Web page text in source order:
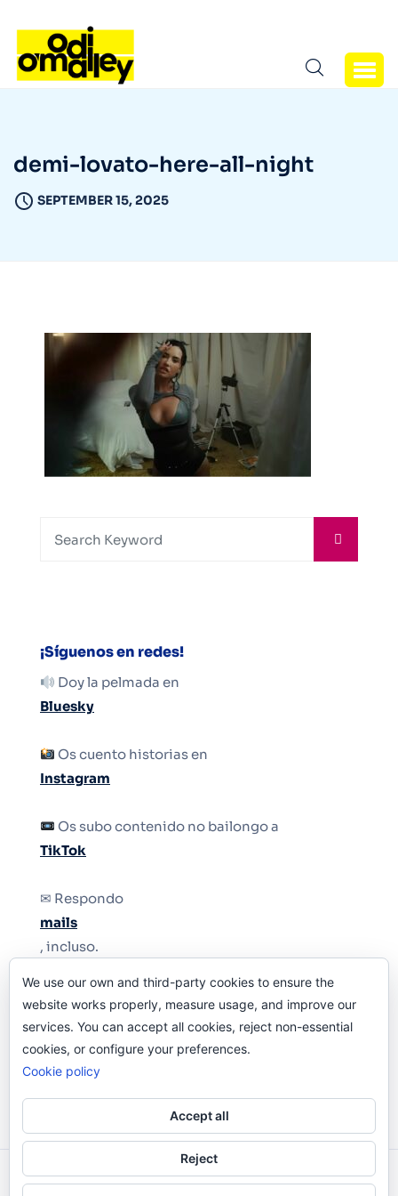
demi-lovato-here-all-night
SEPTEMBER 15, 2025
¡Síguenos en redes!
Doy la pelmada en
Bluesky
Os cuento historias en
Instagram
Os subo contenido no bailongo a
TikTok
✉ Respondo
mails
, incluso.
Y si una persona no puede tener teléfono, que
le quiten el teléfono.
Odi O'Malley © 2016-2025. Todos Los Derechos
We use our own and third-party cookies to ensure the
website works properly, measure usage, and improve our
services. You can accept all cookies, reject non-essential
cookies, or configure your preferences.
Cookie policy
Accept all
Reject